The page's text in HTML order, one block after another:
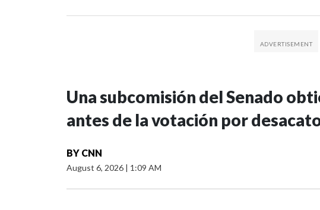
Una subcomisión del Senado
antes de la votación por
BY CNN
August 6, 2026 | 1:09 AM